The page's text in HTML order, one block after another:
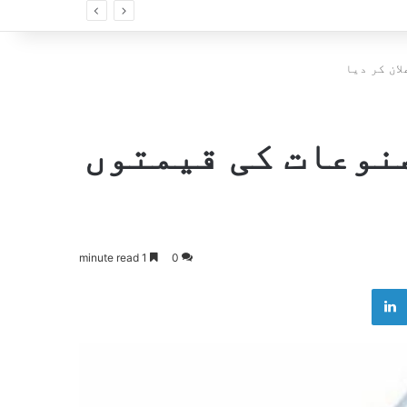
کر دیا
کی قیمتوں
0
LinkedIn